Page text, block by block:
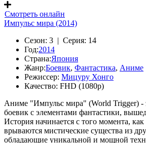
Смотреть онлайн
Импульс мира (2014)
Сезон: 3 | Серия: 14
Год:2014
Страна:Япония
Жанр:Боевик, Фантастика, Аниме
Режиссер: Мицуру Хонго
Качество: FHD (1080p)
Аниме "Импульс мира" (World Trigger) -
боевик с элементами фантастики,
История начинается с того момента,
врываются мистические существа из
обладающие уникальной и мощной